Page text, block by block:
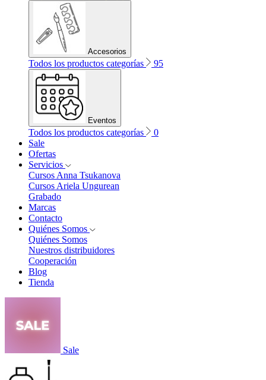
Accesorios
Todos los productos categorías 95
Eventos
Todos los productos categorías
0
Sale
Ofertas
Servicios
Cursos Anna Tsukanova
Cursos Ariela Ungurean
Grabado
Marcas
Contacto
Quiénes Somos
Quiénes Somos
Nuestros distribuidores
Cooperación
Blog
Tienda
Sale